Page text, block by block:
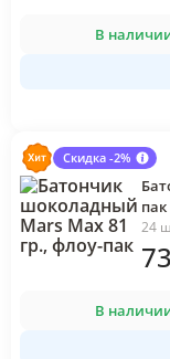
В
Скидка -2%
пак
24
73
В